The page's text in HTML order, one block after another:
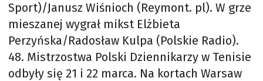
Sport)/Janusz Wiśnioch (Reymont. pl). W grze
mieszanej wygrał mikst Elżbieta
Perzyńska/Radosław Kulpa (Polskie Radio).
48. Mistrzostwa Polski Dziennikarzy w Tenisie
odbyły się 21 i 22 marca. Na kortach Warsaw